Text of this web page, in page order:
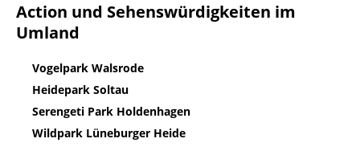
Action und Sehenswürdigkeiten im
Umland
Vogelpark Walsrode
Heidepark Soltau
Serengeti Park Holdenhagen
Wildpark Lüneburger Heide